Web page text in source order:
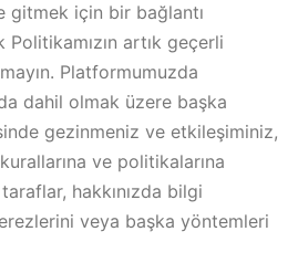
gitmek için bir bağlantı
Politikamızın artık geçerli
Platformumuzda
dahil olmak üzere başka
gezinmeniz ve etkileşiminiz,
ve politikalarına
hakkınızda bilgi
veya başka yöntemleri